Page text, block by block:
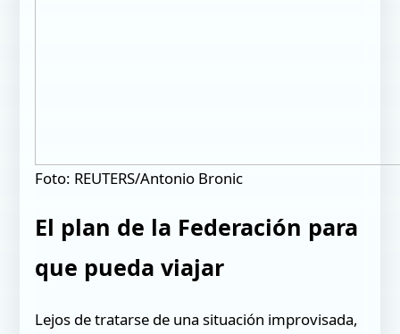
Foto: REUTERS/Antonio Bronic
El plan de la Federación para
que pueda viajar
Lejos de tratarse de una situación improvisada,